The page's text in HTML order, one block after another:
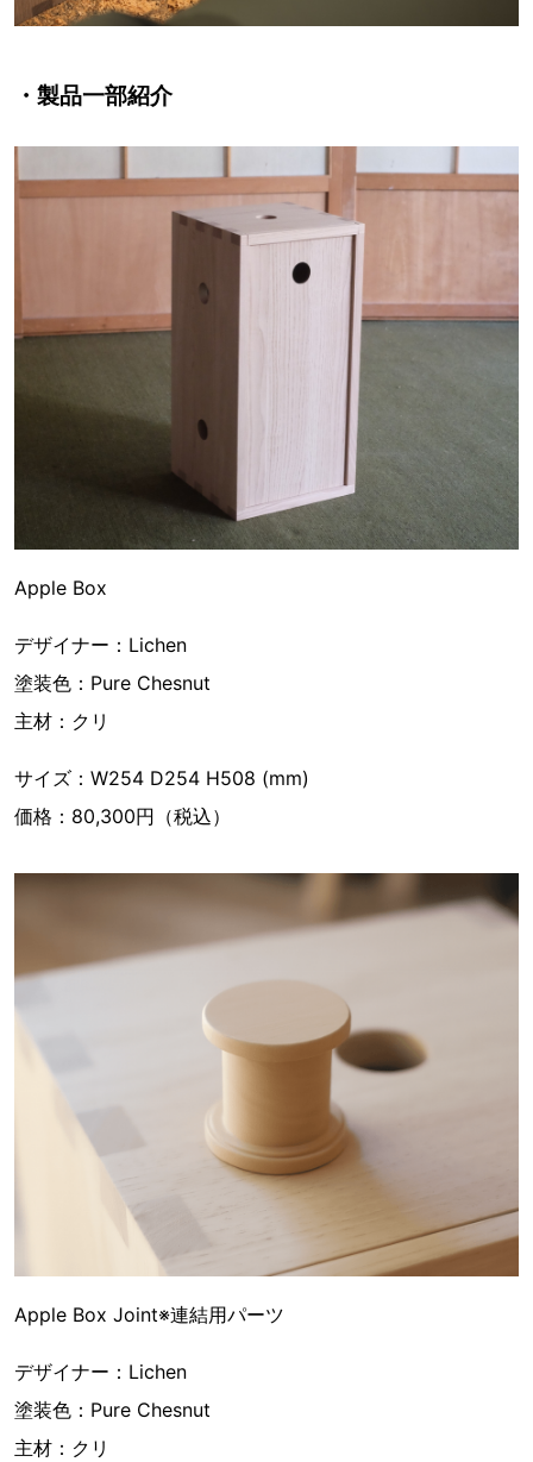
・製品一部紹介
Apple Box
デザイナー：Lichen
塗装色：Pure Chesnut
主材：クリ
サイズ：W254 D254 H508 (mm)
価格：80,300円（税込）
Apple Box Joint※連結用パーツ
デザイナー：Lichen
塗装色：Pure Chesnut
主材：クリ